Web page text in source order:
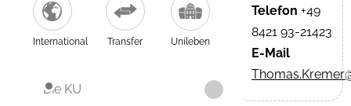
International Transfer Unileben
Die KU
Telefon +49
8421 93-21423
E-Mail